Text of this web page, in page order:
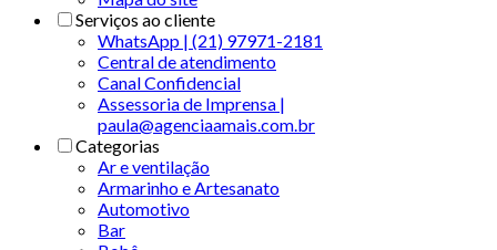
Serviços ao cliente
WhatsApp | (21) 97971-2181
Central de atendimento
Canal Confidencial
Assessoria de Imprensa |
paula@agenciaamais.com.br
Categorias
Ar e ventilação
Armarinho e Artesanato
Automotivo
Bar